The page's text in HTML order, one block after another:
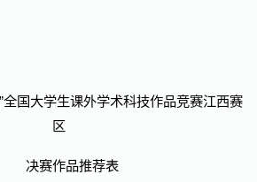
全国大学生课外学术科技作品竞赛江西赛
区
决赛作品推荐表